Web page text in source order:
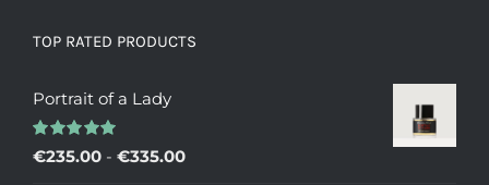
TOP RATED PRODUCTS
Portrait of a Lady
Valutato
€235.00 - €335.00Fascia